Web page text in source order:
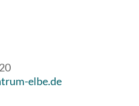
elbe.de